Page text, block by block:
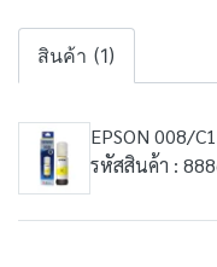
สินค้า (1)
EPSON 008/
รหัสสินค้า :